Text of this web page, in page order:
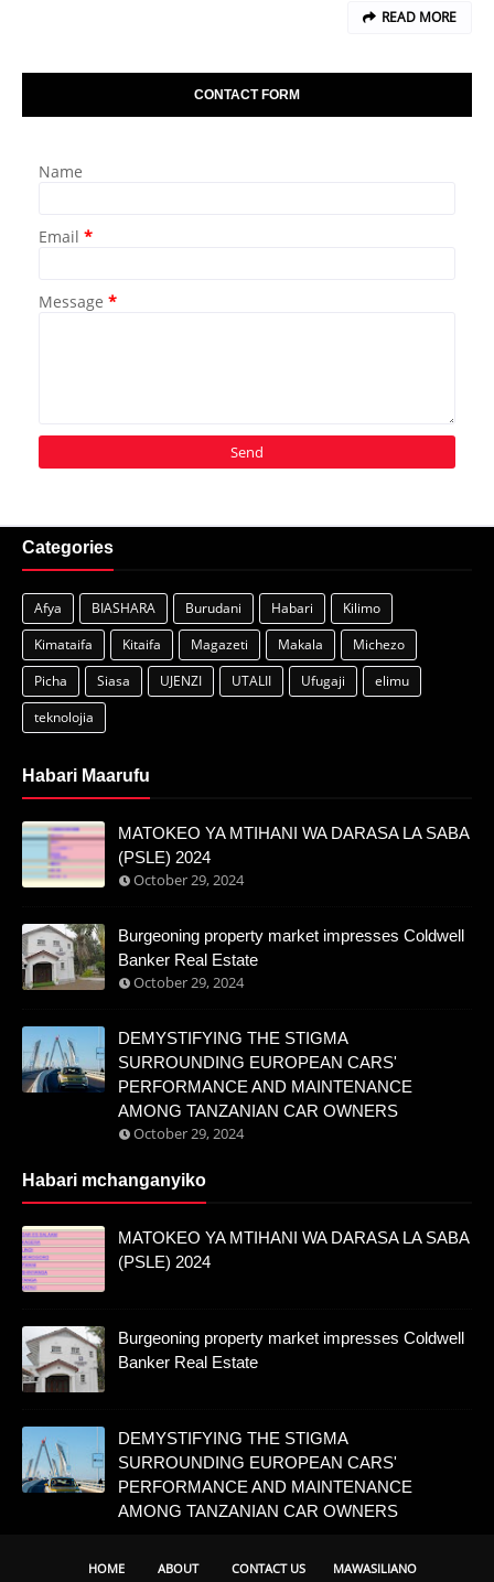
READ MORE
CONTACT FORM
Name
Email *
Message *
Categories
Afya BIASHARA Burudani Habari
Kilimo
Kimataifa
Kitaifa Magazeti Makala
Michezo
Picha
Siasa UJENZI UTALII Ufugaji
elimu
teknolojia
Habari Maarufu
MATOKEO YA MTIHANI WA DARASA LA SABA
(PSLE) 2024
October 29, 2024
Burgeoning property market impresses Coldwell
Banker Real Estate
October 29, 2024
DEMYSTIFYING THE STIGMA
SURROUNDING EUROPEAN CARS'
PERFORMANCE AND MAINTENANCE
AMONG TANZANIAN CAR OWNERS
October 29, 2024
Habari mchanganyiko
MATOKEO YA MTIHANI WA DARASA LA SABA
(PSLE) 2024
Burgeoning property market impresses Coldwell
Banker Real Estate
DEMYSTIFYING THE STIGMA
SURROUNDING EUROPEAN CARS'
PERFORMANCE AND MAINTENANCE
AMONG TANZANIAN CAR OWNERS
HOME ABOUT CONTACT US MAWASILIANO